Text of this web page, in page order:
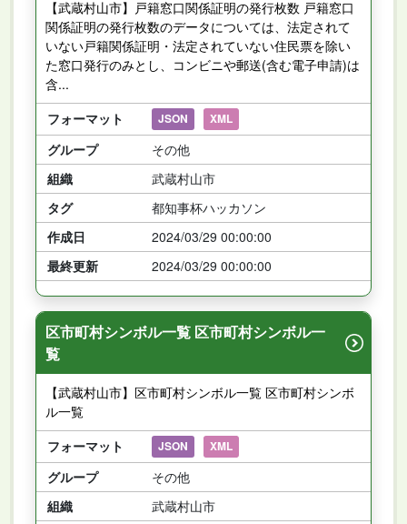
【武蔵村山市】戸籍窓口関係証明の発行枚数 戸籍窓口
関係証明の発行枚数のデータについては、法定されて
いない戸籍関係証明・法定されていない住民票を除い
た窓口発行のみとし、コンビニや郵送(含む電子申請)は
含...
フォーマット
JSON XML
グループ
その他
組織
武蔵村山市
タグ
都知事杯ハッカソン
作成日
2024/03/29 00:00:00
最終更新
2024/03/29 00:00:00
区市町村シンボル一覧 区市町村シンボル一
覧
【武蔵村山市】区市町村シンボル一覧 区市町村シンボ
ル一覧
フォーマット
JSON XML
グループ
その他
組織
武蔵村山市